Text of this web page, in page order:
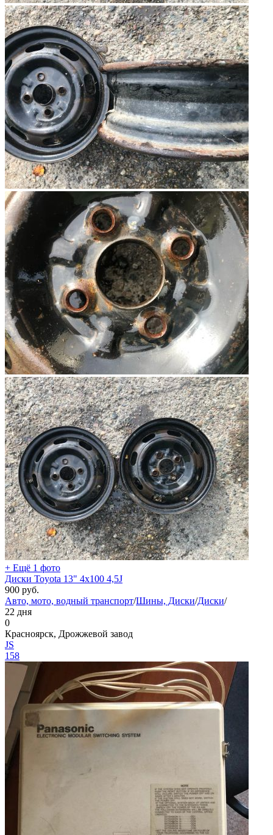
+ Ещё 1 фото
Диски Toyota 13" 4х100 4,5J
900 руб.
Авто, мото, водный транспорт/Шины, Диски/Диски/
22 дня
0
Красноярск, Дрожжевой завод
JS
158